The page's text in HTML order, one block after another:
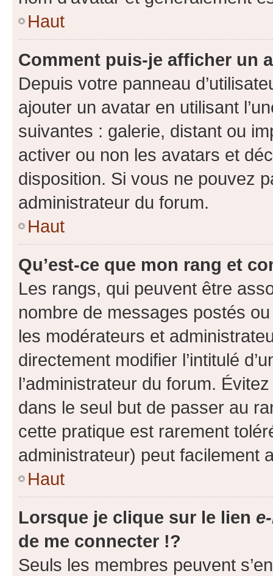
Haut
Comment puis-je afficher un
Depuis votre panneau
ajouter un avatar en utilisant
suivantes : galerie, distant ou
activer ou non les avatars et
disposition. Si vous ne pouvez
administrateur du forum.
Haut
Qu’est-ce que mon rang et
Les rangs, qui peuvent être
nombre de messages postés
les modérateurs et
directement modifier l’intitulé
l’administrateur du forum.
dans le seul but de passer au
cette pratique est rarement
administrateur) peut facilement
Haut
Lorsque je clique sur le lien
de me connecter !?
Seuls les membres peuvent